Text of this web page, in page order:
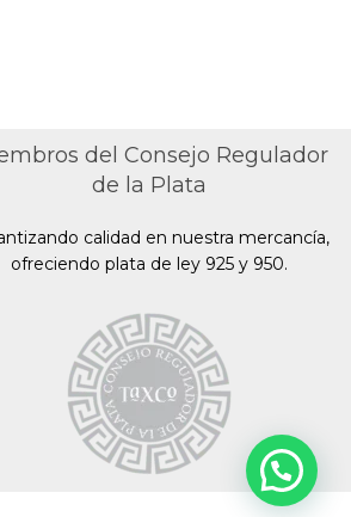
del Consejo Regulador
de la Plata
calidad en nuestra mercancía,
ofreciendo plata de ley 925 y 950.